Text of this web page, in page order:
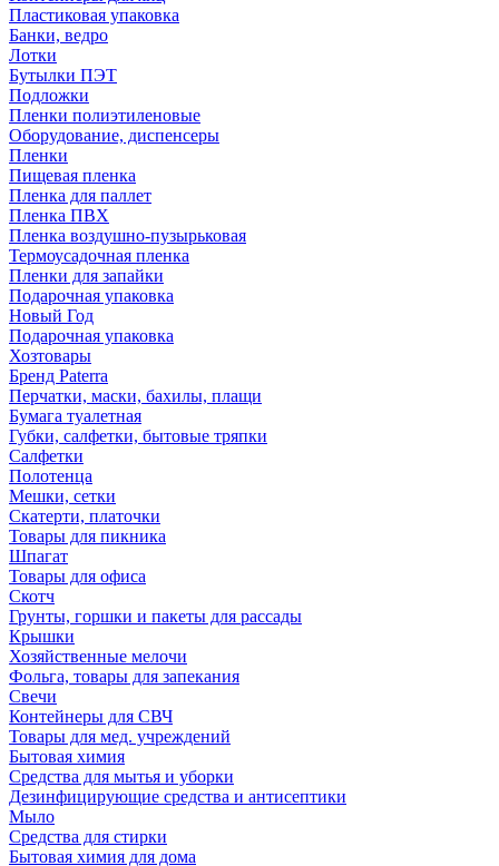
Пластиковая упаковка
Банки, ведро
Лотки
Бутылки ПЭТ
Подложки
Пленки полиэтиленовые
Оборудование, диспенсеры
Пленки
Пищевая пленка
Пленка для паллет
Пленка ПВХ
Пленка воздушно-пузырьковая
Термоусадочная пленка
Пленки для запайки
Подарочная упаковка
Новый Год
Подарочная упаковка
Хозтовары
Бренд Paterra
Перчатки, маски, бахилы, плащи
Бумага туалетная
Губки, салфетки, бытовые тряпки
Салфетки
Полотенца
Мешки, сетки
Скатерти, платочки
Товары для пикника
Шпагат
Товары для офиса
Скотч
Грунты, горшки и пакеты для рассады
Крышки
Хозяйственные мелочи
Фольга, товары для запекания
Свечи
Контейнеры для СВЧ
Товары для мед. учреждений
Бытовая химия
Средства для мытья и уборки
Дезинфицирующие средства и антисептики
Мыло
Средства для стирки
Бытовая химия для дома